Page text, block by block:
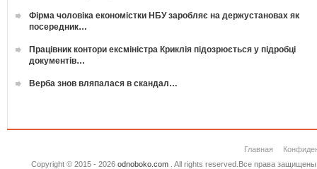
Фірма чоловіка економістки НБУ заробляє на держустановах як
посередник…
Працівник контори ексміністра Криклія підозрюється у підробці
документів…
Верба знов вляпалася в скандал…
Главная
Copyright © 2015 - 2026 odnoboko.com. All rights reserved.Все права защищены.